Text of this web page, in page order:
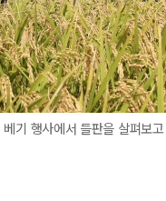
기 행사에서 들판을 살펴보